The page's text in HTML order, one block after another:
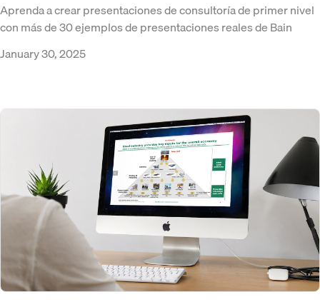
Aprenda a crear presentaciones de consultoría de primer nivel
con más de 30 ejemplos de presentaciones reales de Bain
January 30, 2025